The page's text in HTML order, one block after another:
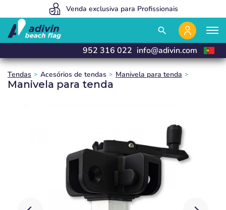
Fabricamos e entregamos em 24h
Venda exclusiva para Profissionais
Somos tão baratos porque vendemos 100% on line
search
952 316 022 info@adivin.com
Tendas Acesórios de tendas Manivela para tenda
Manivela para tenda